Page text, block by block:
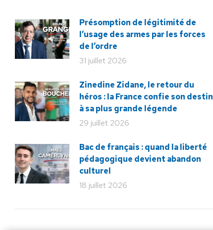
Présomption de légitimité de
l’usage des armes par les forces
de l’ordre
31 juillet 2026
Zinedine Zidane, le retour du
héros : la France confie son destin
à sa plus grande légende
29 juillet 2026
Bac de français : quand la liberté
pédagogique devient abandon
culturel
18 juillet 2026